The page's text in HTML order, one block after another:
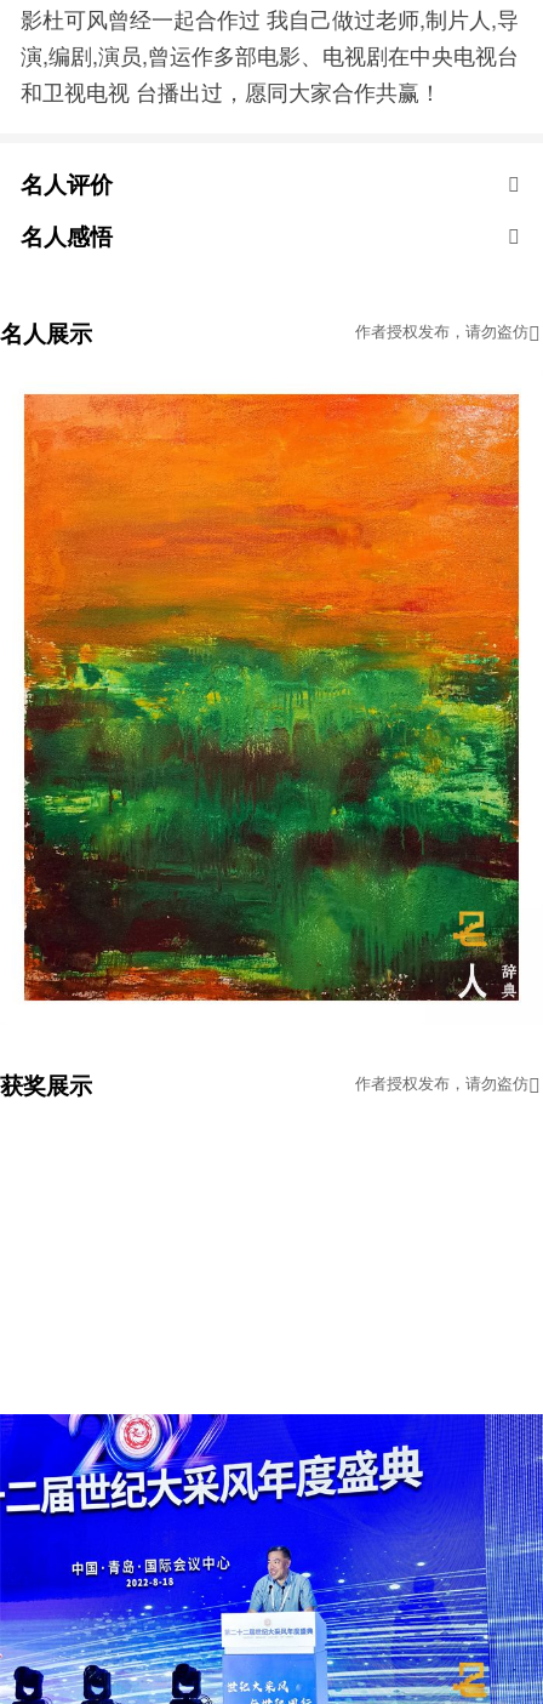
影杜可风曾经一起合作过 我自己做过老师,制片人,导
演,编剧,演员,曾运作多部电影、电视剧在中央电视台
和卫视电视 台播出过，愿同大家合作共赢！
名人评价
名人感悟
名人展示 作者授权发布，请勿盗仿
获奖展示 作者授权发布，请勿盗仿